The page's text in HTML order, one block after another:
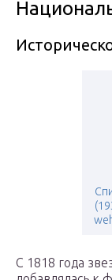
С 1818 года